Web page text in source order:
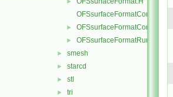
OFSsurfaceFormatCore.C
► OFSsurfaceFormatCore.H
► OFSsurfaceFormatRunTime.C
► smesh
► starcd
► stl
► tri